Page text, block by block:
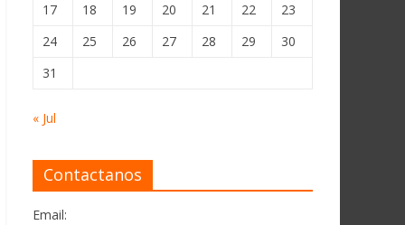
17
18 19 20 21 22
23
24
25 26 27 28 29
30
31
« Jul
Contactanos
Email: